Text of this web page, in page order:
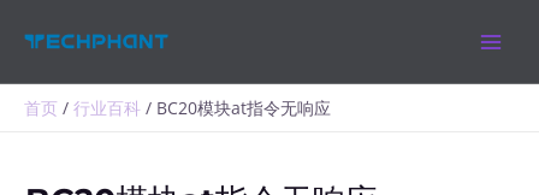
首页 行业百科 BC20模块at指令无响应